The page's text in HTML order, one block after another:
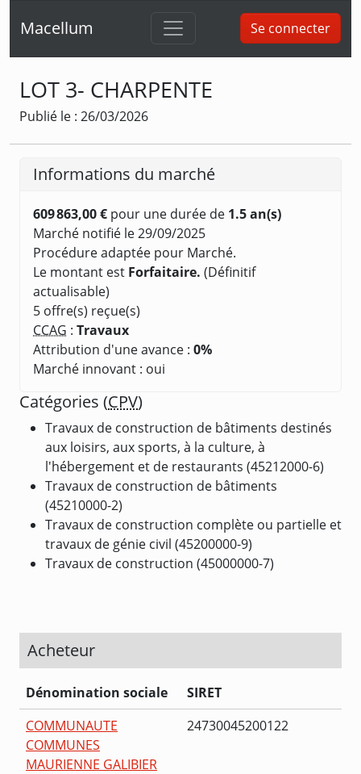
Macellum Se connecter
LOT 3- CHARPENTE
Publié le : 26/03/2026
Informations du marché
609 863,00 € pour une durée de 1.5 an(s)
Marché notifié le 29/09/2025
Procédure adaptée pour Marché.
Le montant est Forfaitaire. (Définitif
actualisable)
5 offre(s) reçue(s)
CCAG : Travaux
Attribution d'une avance : 0%
Marché innovant : oui
Catégories (CPV)
Travaux de construction de bâtiments destinés
aux loisirs, aux sports, à la culture, à
l'hébergement et de restaurants (45212000-6)
Travaux de construction de bâtiments
(45210000-2)
Travaux de construction complète ou partielle et
travaux de génie civil (45200000-9)
Travaux de construction (45000000-7)
Acheteur
Dénomination sociale
SIRET
COMMUNAUTE
COMMUNES
MAURIENNE GALIBIER
24730045200122